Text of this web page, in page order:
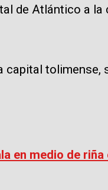
de Atlántico a la
capital tolimense,
en medio de riña